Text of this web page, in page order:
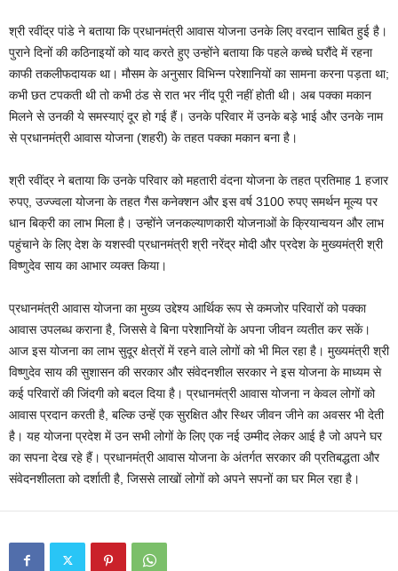
श्री रवींद्र पांडे ने बताया कि प्रधानमंत्री आवास योजना उनके लिए वरदान साबित हुई है।
पुराने दिनों की कठिनाइयों को याद करते हुए उन्होंने बताया कि पहले कच्चे घरौंदे में रहना
काफी तकलीफदायक था। मौसम के अनुसार विभिन्न परेशानियों का सामना करना पड़ता था;
कभी छत टपकती थी तो कभी ठंड से रात भर नींद पूरी नहीं होती थी। अब पक्का मकान
मिलने से उनकी ये समस्याएं दूर हो गई हैं। उनके परिवार में उनके बड़े भाई और उनके नाम
से प्रधानमंत्री आवास योजना (शहरी) के तहत पक्का मकान बना है।
श्री रवींद्र ने बताया कि उनके परिवार को महतारी वंदना योजना के तहत प्रतिमाह 1 हजार
रुपए, उज्ज्वला योजना के तहत गैस कनेक्शन और इस वर्ष 3100 रुपए समर्थन मूल्य पर
धान बिक्री का लाभ मिला है। उन्होंने जनकल्याणकारी योजनाओं के क्रियान्वयन और लाभ
पहुंचाने के लिए देश के यशस्वी प्रधानमंत्री श्री नरेंद्र मोदी और प्रदेश के मुख्यमंत्री श्री
विष्णुदेव साय का आभार व्यक्त किया।
प्रधानमंत्री आवास योजना का मुख्य उद्देश्य आर्थिक रूप से कमजोर परिवारों को पक्का
आवास उपलब्ध कराना है, जिससे वे बिना परेशानियों के अपना जीवन व्यतीत कर सकें।
आज इस योजना का लाभ सुदूर क्षेत्रों में रहने वाले लोगों को भी मिल रहा है। मुख्यमंत्री श्री
विष्णुदेव साय की सुशासन की सरकार और संवेदनशील सरकार ने इस योजना के माध्यम से
कई परिवारों की जिंदगी को बदल दिया है। प्रधानमंत्री आवास योजना न केवल लोगों को
आवास प्रदान करती है, बल्कि उन्हें एक सुरक्षित और स्थिर जीवन जीने का अवसर भी देती
है। यह योजना प्रदेश में उन सभी लोगों के लिए एक नई उम्मीद लेकर आई है जो अपने घर
का सपना देख रहे हैं। प्रधानमंत्री आवास योजना के अंतर्गत सरकार की प्रतिबद्धता और
संवेदनशीलता को दर्शाती है, जिससे लाखों लोगों को अपने सपनों का घर मिल रहा है।